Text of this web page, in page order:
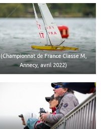
(Championnat de France Classe M,
Annecy, avril 2022)